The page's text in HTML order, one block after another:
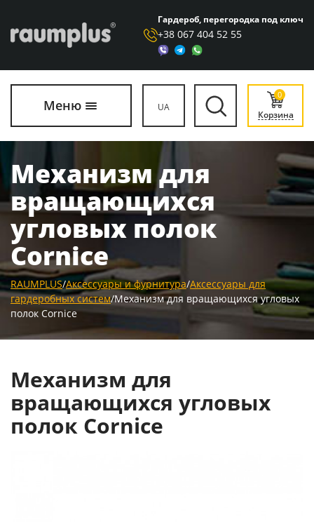
Гардероб, перегородка под ключ
+38 067 404 52 55
Меню UA
0
Корзина
Механизм для
вращающихся
угловых полок
Cornice
RAUMPLUS/Аксессуары и фурнитура/Аксессуары для
гардеробных систем/Механизм для вращающихся угловых
полок Cornice
Механизм для
вращающихся угловых
полок Cornice